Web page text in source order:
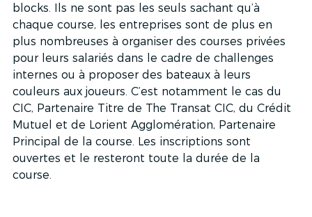
blocks. Ils ne sont pas les seuls sachant qu’à
chaque course, les entreprises sont de plus en
plus nombreuses à organiser des courses privées
pour leurs salariés dans le cadre de challenges
internes ou à proposer des bateaux à leurs
couleurs aux joueurs. C’est notamment le cas du
CIC, Partenaire Titre de The Transat CIC, du Crédit
Mutuel et de Lorient Agglomération, Partenaire
Principal de la course. Les inscriptions sont
ouvertes et le resteront toute la durée de la
course.